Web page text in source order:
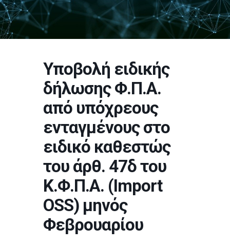
Υποβολή ειδικής
δήλωσης Φ.Π.Α.
από υπόχρεους
ενταγμένους στο
ειδικό καθεστώς
του άρθ. 47δ του
Κ.Φ.Π.Α. (Import
OSS) μηνός
Φεβρουαρίου